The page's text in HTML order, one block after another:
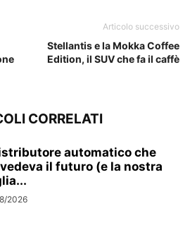
Articolo successivo
Stellantis e la Mokka Coffee
Edition, il SUV che fa il caffè
CORRELATI
automatico che
il futuro (e la nostra
2026